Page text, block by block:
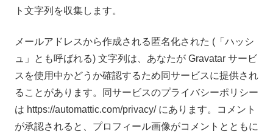
ト文字列を収集します。
メールアドレスから作成される匿名化された (「ハッシ
ュ」とも呼ばれる) 文字列は、あなたが Gravatar サービ
スを使用中かどうか確認するため同サービスに提供され
ることがあります。同サービスのプライバシーポリシー
は https://automattic.com/privacy/ にあります。コメント
が承認されると、プロフィール画像がコメントとともに